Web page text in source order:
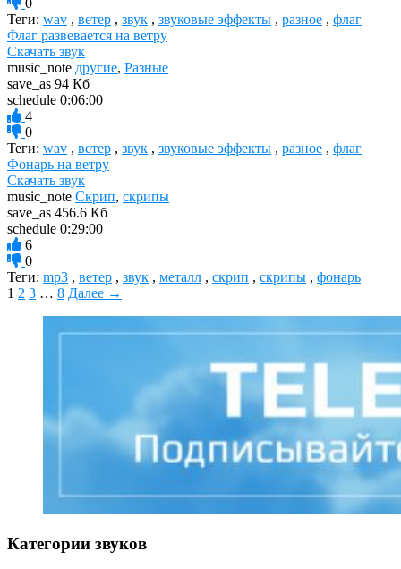
0
Теги: wav , ветер , звук , звуковые эффекты , разное , флаг
Флаг развевается на ветру
Скачать звук
music_note другие, Разные
save_as 94 Кб
schedule 0:06:00
4
0
Теги: wav , ветер , звук , звуковые эффекты , разное , флаг
Фонарь на ветру
Скачать звук
music_note Скрип, скрипы
save_as 456.6 Кб
schedule 0:29:00
6
0
Теги: mp3 , ветер , звук , металл , скрип , скрипы , фонарь
1 2 3 … 8 Далее →
Категории звуков